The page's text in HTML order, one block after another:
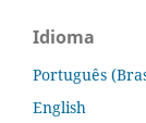
Idioma
Português
English